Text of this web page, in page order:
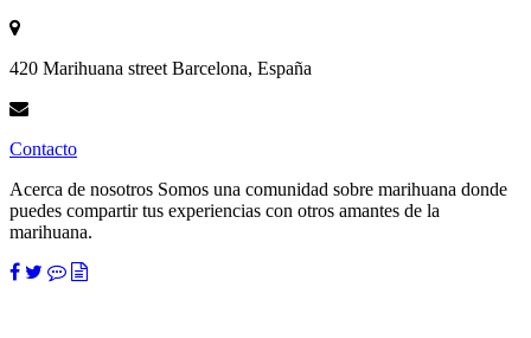
420 Marihuana street Barcelona, España
Contacto
Acerca de nosotros Somos una comunidad sobre marihuana donde
puedes compartir tus experiencias con otros amantes de la
marihuana.